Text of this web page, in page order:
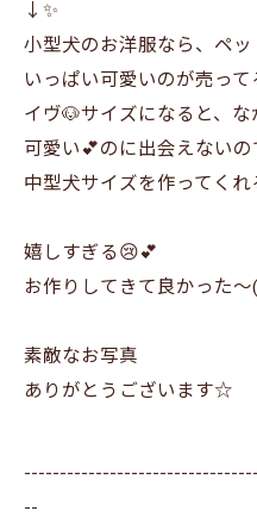
↓✨
小型犬のお洋服なら、ペ
いっぱい可愛いのが売って
イヴ🐶サイズになると、
可愛い💕のに出会えないの
中型犬サイズを作ってく
嬉しすぎる😢💕
お作りしてきて良かった
素敵なお写真
ありがとうございます☆
--